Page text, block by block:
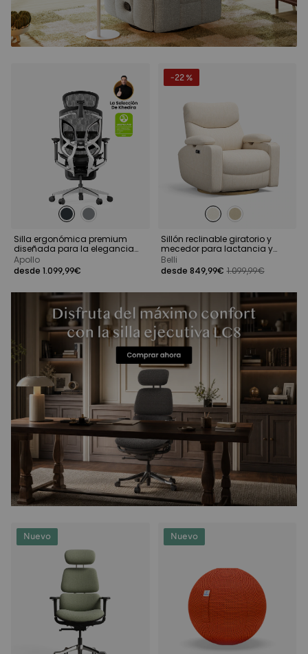
Silla ergonómica premium
diseñada para la elegancia
en movimiento
Apollo
desde 1.099,99€
-22 %
Sillón reclinable giratorio y
mecedor para lactancia y
habitación infantil
Belli
desde 849,99€ 1.099,99€
Nuevo Nuevo